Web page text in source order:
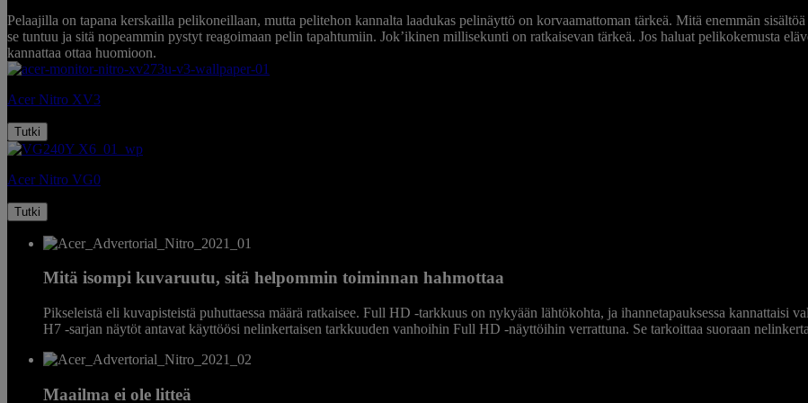
PURE
Pelaajilla on tapana kerskailla pelikoneillaan, mutta pelitehon kannalta laadukas pelinäyttö on korvaamattoman tärkeä. Mitä enemmän
se tuntuu ja sitä nopeammin pystyt reagoimaan pelin tapahtumiin. Jok’ikinen millisekunti on ratkaisevan tärkeä. Jos haluat pelikokemusta
kannattaa ottaa huomioon.
Acer Nitro XV3
Tutki
Acer Nitro VG0
Tutki
Mitä isompi kuvaruutu, sitä helpommin toiminnan hahmottaa
Pikseleistä eli kuvapisteistä puhuttaessa määrä ratkaisee. Full HD ‑tarkkuus on nykyään lähtökohta, ja ihannetapauksessa
H7 ‑sarjan näytöt antavat käyttöösi nelinkertaisen tarkkuuden vanhoihin Full HD ‑näyttöihin verrattuna. Se tarkoittaa suoraan
Maailma ei ole litteä